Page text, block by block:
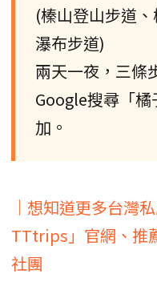
(榛山登山步道
瀑布步道)
兩天一夜，三條
Google搜尋「
加。
│想知道更多台灣
TTtrips」官網、推
社團